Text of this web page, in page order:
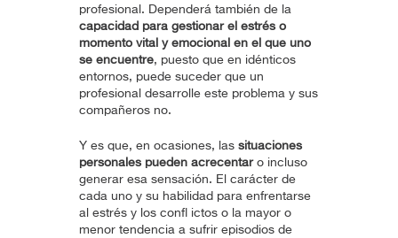
profesional. Dependerá también de la
capacidad para gestionar el estrés o
momento vital y emocional en el que uno
se encuentre, puesto que en idénticos
entornos, puede suceder que un
profesional desarrolle este problema y sus
compañeros no.
Y es que, en ocasiones, las situaciones
personales pueden acrecentar o incluso
generar esa sensación. El carácter de
cada uno y su habilidad para enfrentarse
al estrés y los confl ictos o la mayor o
menor tendencia a sufrir episodios de